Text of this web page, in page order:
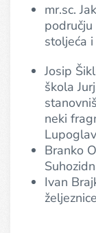
mr.sc.
stoljeća
Josip
škola
neki
Branko
Ivan